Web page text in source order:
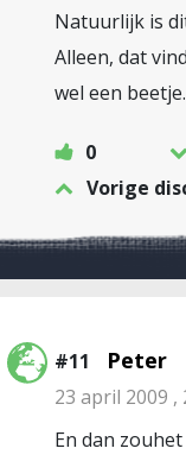
Natuurlijk is
Alleen, dat
wel een beetje.
0
Vorige
#11 Peter
23 april 2009 ,
En dan